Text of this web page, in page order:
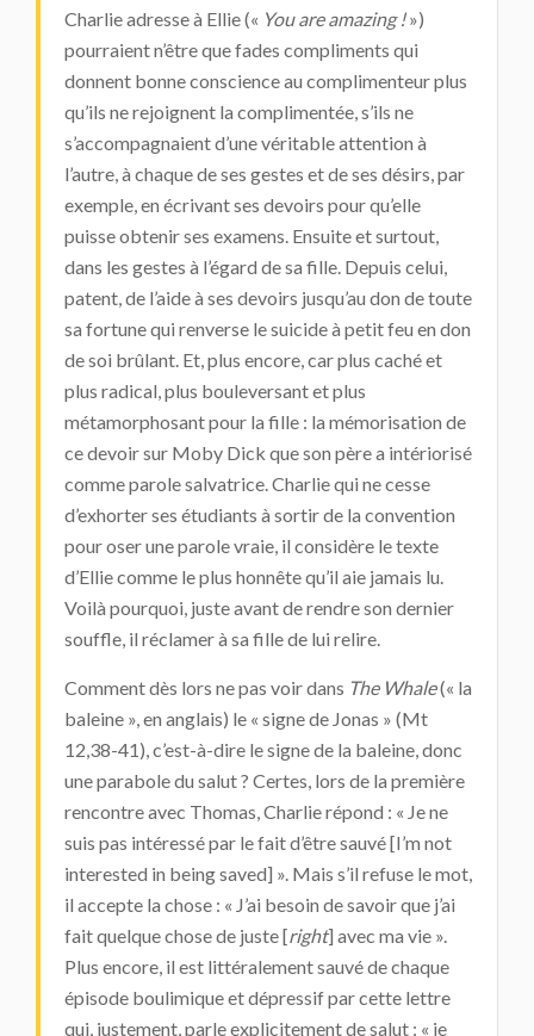
Charlie adresse à Ellie (« You are amazing !»)
pourraient n’être que fades compliments qui
donnent bonne conscience au complimenteur plus
qu’ils ne rejoignent la complimentée, s’ils ne
s’accompagnaient d’une véritable attention à
l’autre, à chaque de ses gestes et de ses désirs, par
exemple, en écrivant ses devoirs pour qu’elle
puisse obtenir ses examens. Ensuite et surtout,
dans les gestes à l’égard de sa fille. Depuis celui,
patent, de l’aide à ses devoirs jusqu’au don de toute
sa fortune qui renverse le suicide à petit feu en don
de soi brûlant. Et, plus encore, car plus caché et
plus radical, plus bouleversant et plus
métamorphosant pour la fille : la mémorisation de
ce devoir sur Moby Dick que son père a intériorisé
comme parole salvatrice. Charlie qui ne cesse
d’exhorter ses étudiants à sortir de la convention
pour oser une parole vraie, il considère le texte
d’Ellie comme le plus honnête qu’il aie jamais lu.
Voilà pourquoi, juste avant de rendre son dernier
souffle, il réclamer à sa fille de lui relire.
Comment dès lors ne pas voir dans The Whale(« la
baleine », en anglais) le « signe de Jonas » (Mt
12,38-41), c’est-à-dire le signe de la baleine, donc
une parabole du salut ? Certes, lors de la première
rencontre avec Thomas, Charlie répond : « Je ne
suis pas intéressé par le fait d’être sauvé [I’m not
interested in being saved] ». Mais s’il refuse le mot,
il accepte la chose : « J’ai besoin de savoir que j’ai
fait quelque chose de juste [right] avec ma vie ».
Plus encore, il est littéralement sauvé de chaque
épisode boulimique et dépressif par cette lettre
qui, justement, parle explicitement de salut : « je